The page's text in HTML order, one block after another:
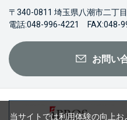
〒340-0811 埼玉県八潮市二丁
電話:048-996-4221 FAX:048-
お問い
当サイトでは利用体験の向上